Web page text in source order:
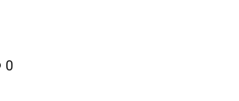
0